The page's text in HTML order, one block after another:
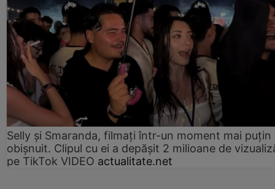
Selly și Smaranda, filmați într-un moment mai puțin
obișnuit. Clipul cu ei a depășit 2 milioane de
pe TikTok VIDEO actualitate.net